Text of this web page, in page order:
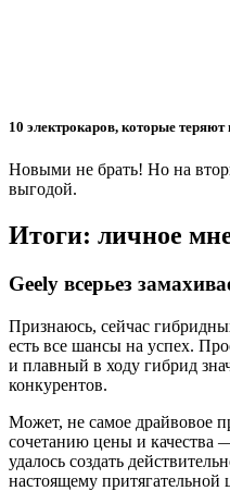
10 электрокаров, которые теряют
Новыми не брать! Но на
выгодой.
Итоги: личное
Geely всерьез
Признаюсь, сейчас
есть все шансы на успех.
и плавный в ходу гибрид
конкурентов.
Может, не самое драйвовое
сочетанию цены и качества
удалось создать
настоящему притягательной